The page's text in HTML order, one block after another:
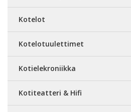
Kotelot
Kotelotuulettimet
Kotielekroniikka
Kotiteatteri & Hifi